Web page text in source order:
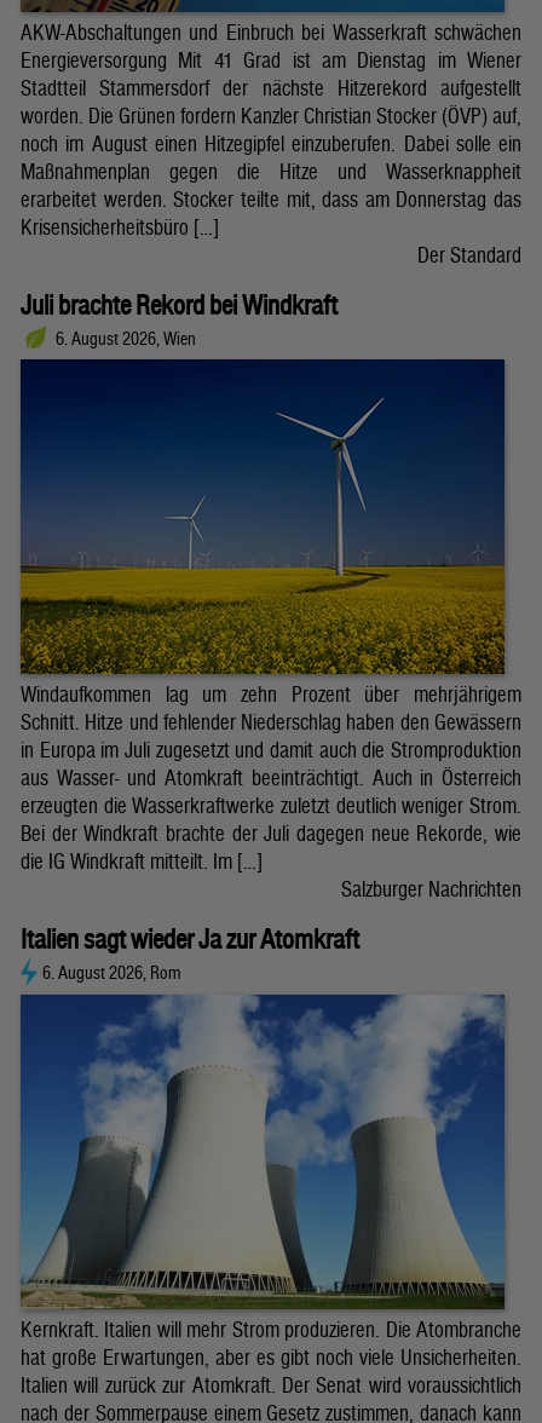
AKW-Abschaltungen und Einbruch bei Wasserkraft schwächen
Energieversorgung Mit 41 Grad ist am Dienstag im Wiener
Stadtteil Stammersdorf der nächste Hitzerekord aufgestellt
worden. Die Grünen fordern Kanzler Christian Stocker (ÖVP) auf,
noch im August einen Hitzegipfel einzuberufen. Dabei solle ein
Maßnahmenplan gegen die Hitze und Wasserknappheit
erarbeitet werden. Stocker teilte mit, dass am Donnerstag das
Krisensicherheitsbüro […]
Der Standard
Juli brachte Rekord bei Windkraft
6. August 2026, Wien
Windaufkommen lag um zehn Prozent über mehrjährigem
Schnitt. Hitze und fehlender Niederschlag haben den Gewässern
in Europa im Juli zugesetzt und damit auch die Stromproduktion
aus Wasser- und Atomkraft beeinträchtigt. Auch in Österreich
erzeugten die Wasserkraftwerke zuletzt deutlich weniger Strom.
Bei der Windkraft brachte der Juli dagegen neue Rekorde, wie
die IG Windkraft mitteilt. Im […]
Salzburger Nachrichten
Italien sagt wieder Ja zur Atomkraft
6. August 2026, Rom
Kernkraft. Italien will mehr Strom produzieren. Die Atombranche
hat große Erwartungen, aber es gibt noch viele Unsicherheiten.
Italien will zurück zur Atomkraft. Der Senat wird voraussichtlich
nach der Sommerpause einem Gesetz zustimmen, danach kann